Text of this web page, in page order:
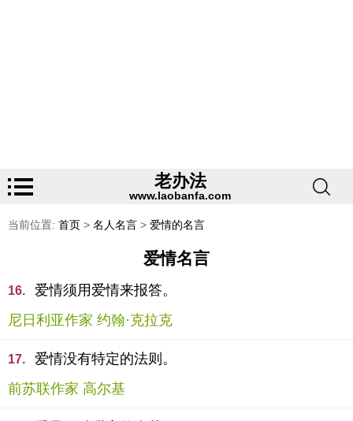
老办法
www.laobanfa.com
当前位置: 首页 > 名人名言 > 爱情的名言
爱情名言
16.
爱情须用爱情来报答。
尼日利亚作家 约翰·克拉克
17.
爱情没有特定的法则。
前苏联作家 高尔基